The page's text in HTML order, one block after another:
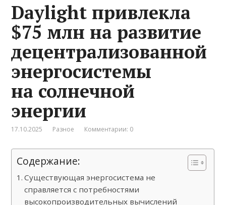
Daylight привлекла
$75 млн на развитие
децентрализованной
энергосистемы
на солнечной
энергии
17.10.2025 Разное Комментарии: 0
Содержание:
Существующая энергосистема не
справляется с потребностями
высокопроизводительных вычислений